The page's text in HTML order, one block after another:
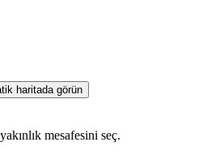
haritada görün
mesafesini seç.